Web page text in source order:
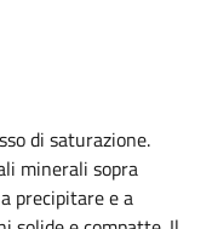
di saturazione.
minerali sopra
precipitare e a